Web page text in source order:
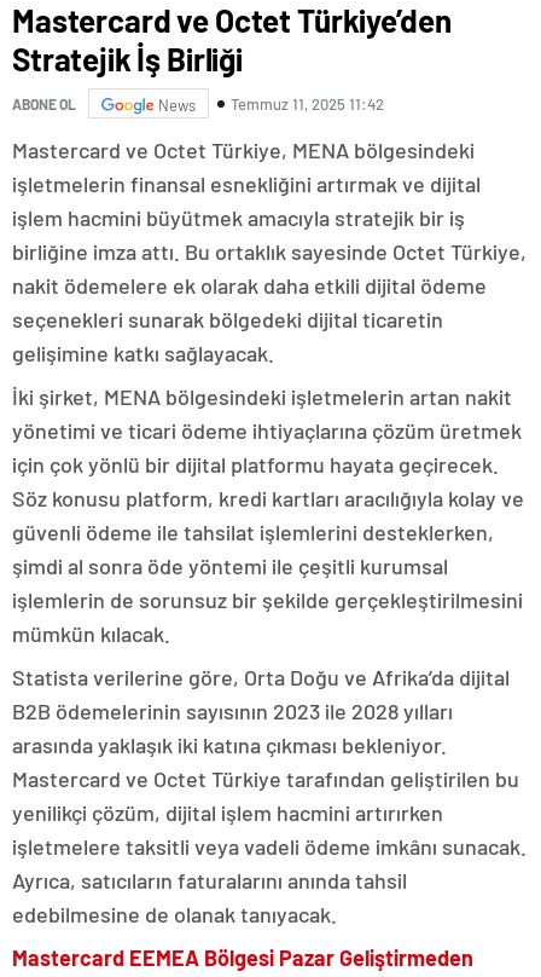
Mastercard ve Octet Türkiye’den
Stratejik İş Birliği
ABONE OL News Temmuz 11, 2025 11:42
Mastercard ve Octet Türkiye, MENA bölgesindeki
işletmelerin finansal esnekliğini artırmak ve dijital
işlem hacmini büyütmek amacıyla stratejik bir iş
birliğine imza attı. Bu ortaklık sayesinde Octet Türkiye,
nakit ödemelere ek olarak daha etkili dijital ödeme
seçenekleri sunarak bölgedeki dijital ticaretin
gelişimine katkı sağlayacak.
İki şirket, MENA bölgesindeki işletmelerin artan nakit
yönetimi ve ticari ödeme ihtiyaçlarına çözüm üretmek
için çok yönlü bir dijital platformu hayata geçirecek.
Söz konusu platform, kredi kartları aracılığıyla kolay ve
güvenli ödeme ile tahsilat işlemlerini desteklerken,
şimdi al sonra öde yöntemi ile çeşitli kurumsal
işlemlerin de sorunsuz bir şekilde gerçekleştirilmesini
mümkün kılacak.
Statista verilerine göre, Orta Doğu ve Afrika’da dijital
B2B ödemelerinin sayısının 2023 ile 2028 yılları
arasında yaklaşık iki katına çıkması bekleniyor.
Mastercard ve Octet Türkiye tarafından geliştirilen bu
yenilikçi çözüm, dijital işlem hacmini artırırken
işletmelere taksitli veya vadeli ödeme imkânı sunacak.
Ayrıca, satıcıların faturalarını anında tahsil
edebilmesine de olanak tanıyacak.
Mastercard EEMEA Bölgesi Pazar Geliştirmeden